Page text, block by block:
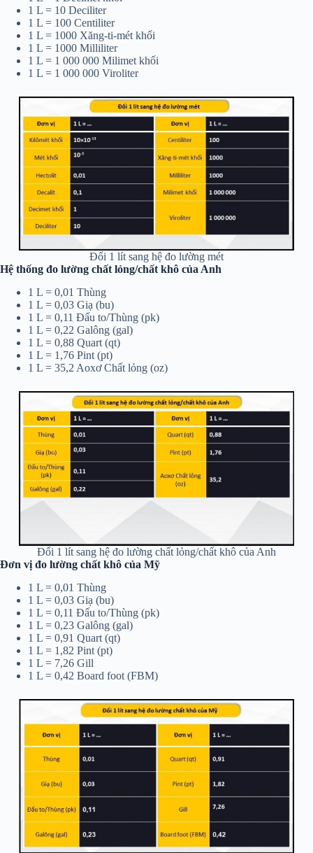
1 L = 10 Deciliter
1 L = 100 Centiliter
1 L = 1000 Xăng-ti-mét khối
1 L = 1000 Milliliter
1 L = 1 000 000 Milimet khối
1 L = 1 000 000 Viroliter
Đổi 1 lít sang hệ đo lường mét
Hệ thống đo lường chất lỏng/chất khô của Anh
1 L = 0,01 Thùng
1 L = 0,03 Giạ (bu)
1 L = 0,11 Đấu to/Thùng (pk)
1 L = 0,22 Galông (gal)
1 L = 0,88 Quart (qt)
1 L = 1,76 Pint (pt)
1 L = 35,2 Aoxơ Chất lỏng (oz)
Đổi 1 lít sang hệ đo lường chất lỏng/chất khô của Anh
Đơn vị đo lường chất khô của Mỹ
1 L = 0,01 Thùng
1 L = 0,03 Giạ (bu)
1 L = 0,11 Đấu to/Thùng (pk)
1 L = 0,23 Galông (gal)
1 L = 0,91 Quart (qt)
1 L = 1,82 Pint (pt)
1 L = 7,26 Gill
1 L = 0,42 Board foot (FBM)